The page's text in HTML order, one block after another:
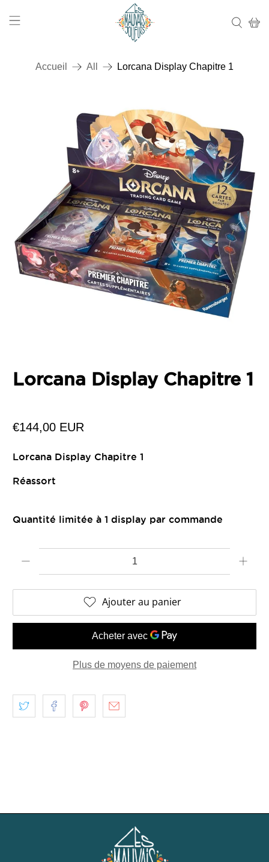
Accueil All Lorcana Display Chapitre 1
Lorcana Display Chapitre 1
€144,00 EUR
Lorcana Display Chapitre 1
Réassort
Quantité limitée à 1 display par commande
Ajouter au panier
Plus de moyens de paiement